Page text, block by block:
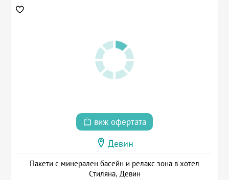
виж офертата
Девин
Пакети с минерален басейн и релакс зона в хотел
Стиляна, Девин